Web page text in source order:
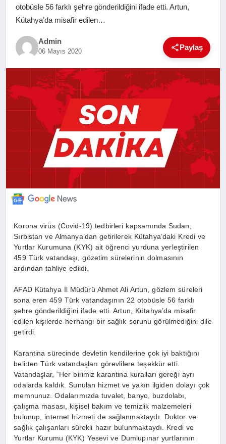
EĞITIM
YAŞAM
SANAT
otobüsle 56 farklı şehre gönderildiğini ifade etti. Artun,
Kütahya’da misafir edilen…
Admin
06 Mayıs 2020 Paylaş
Korona virüs (Covid-19) tedbirleri kapsamında Sudan,
Sırbistan ve Almanya’dan getirilerek Kütahya’daki Kredi ve
Yurtlar Kurumuna (KYK) ait öğrenci yurduna yerleştirilen
459 Türk vatandaşı, gözetim sürelerinin dolmasının
ardından tahliye edildi.
AFAD Kütahya İl Müdürü Ahmet Ali Artun, gözlem süreleri
sona eren 459 Türk vatandaşının 22 otobüsle 56 farklı
şehre gönderildiğini ifade etti. Artun, Kütahya’da misafir
edilen kişilerde herhangi bir sağlık sorunu görülmediğini dile
getirdi.
Karantina sürecinde devletin kendilerine çok iyi baktığını
belirten Türk vatandaşları görevlilere teşekkür etti.
Vatandaşlar, “Her birimiz karantina kuralları gereği ayrı
odalarda kaldık. Sunulan hizmet ve yakın ilgiden dolayı çok
memnunuz. Odalarımızda tuvalet, banyo, buzdolabı,
çalışma masası, kişisel bakım ve temizlik malzemeleri
bulunup, internet hizmeti de sağlanmaktaydı. Doktor ve
sağlık çalışanları sürekli hazır bulunmaktaydı. Kredi ve
Yurtlar Kurumu (KYK) Yesevi ve Dumlupınar yurtlarının